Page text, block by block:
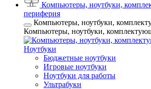
Компьютеры, ноутбуки,
периферия
Компьютеры, ноутбуки,
Компьютеры, ноутбуки,
Ноутбуки
Бюджетные ноутбуки
Игровые ноутбуки
Ноутбуки для работы
Ультрабуки